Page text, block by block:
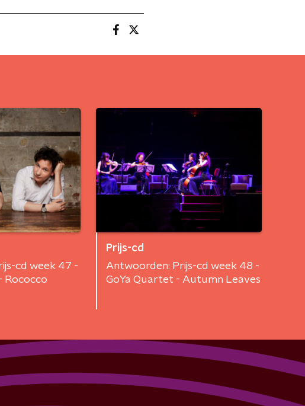
cd week 47 -
Rococco
Prijs-cd
Antwoorden: Prijs-cd week 48 -
GoYa Quartet - Autumn Leaves